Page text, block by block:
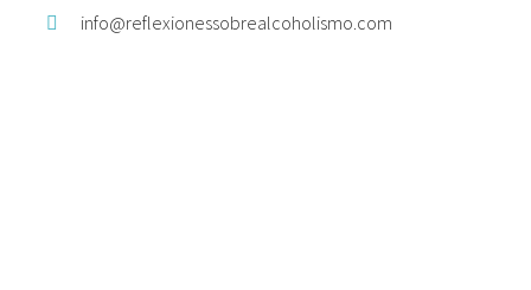
info@reflexionessobrealcoholismo.com